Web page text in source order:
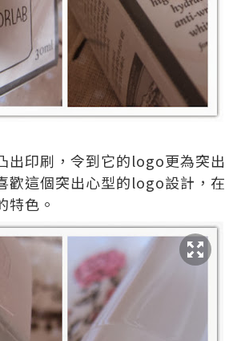
出印刷，令到它的logo更為突出
歡這個突出心型的logo設計，在
特色。